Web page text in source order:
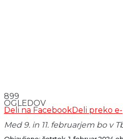
899
OGLEDOV
Deli na FacebookDeli preko
Med 9. in 11. februarjem bo v